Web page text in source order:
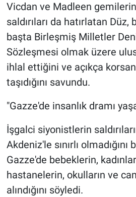
Vicdan ve Madleen
saldırıları da hatırlatan Düz,
başta Birleşmiş Milletler
Sözleşmesi olmak üzere
ihlal ettiğini ve açıkça
taşıdığını savundu.
"Gazze'de insanlık dramı
İşgalci siyonistlerin
Akdeniz'le sınırlı olmadığını
Gazze'de bebeklerin,
hastanelerin, okulların ve
alındığını söyledi.